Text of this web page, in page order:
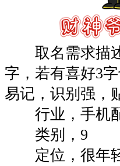
取名需求描述
字，若有喜好3
易记，识别强，
行业，手机
类别，9
定位，很年轻